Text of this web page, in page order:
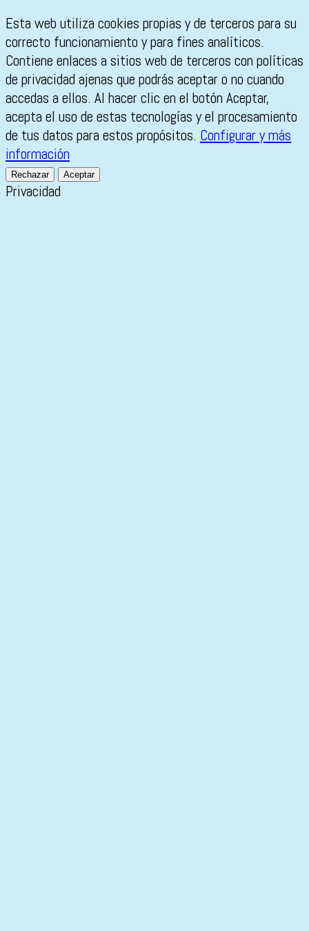
Esta web utiliza cookies propias y de terceros para su
correcto funcionamiento y para fines analíticos.
Contiene enlaces a sitios web de terceros con políticas
de privacidad ajenas que podrás aceptar o no cuando
accedas a ellos. Al hacer clic en el botón Aceptar,
acepta el uso de estas tecnologías y el procesamiento
de tus datos para estos propósitos. Configurar y más
información
Rechazar Aceptar
Privacidad